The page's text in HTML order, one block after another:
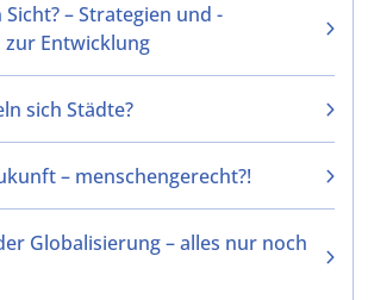
Sicht? – Strategien und
Entwicklung
sich Städte?
– menschengerecht?!
Globalisierung – alles nur noch